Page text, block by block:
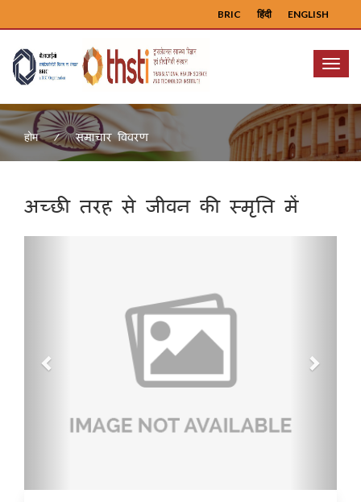
ENGLISH
हिंदी
BRIC
Menu
होम समाचार विवरण
अच्छी तरह से जीवन की स्मृति में